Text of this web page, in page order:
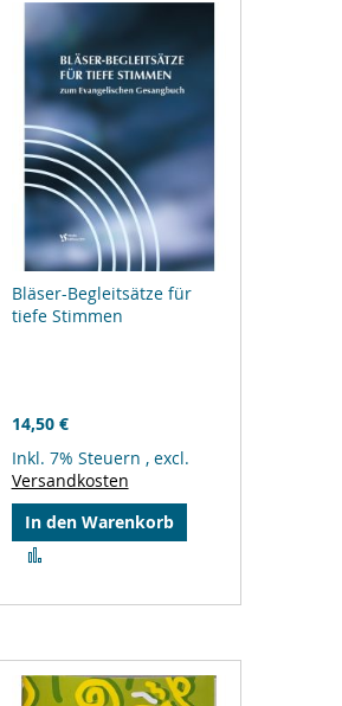
Bläser-Begleitsätze für
tiefe Stimmen
14,50 €
Inkl. 7% Steuern , excl.
Versandkosten
In den Warenkorb